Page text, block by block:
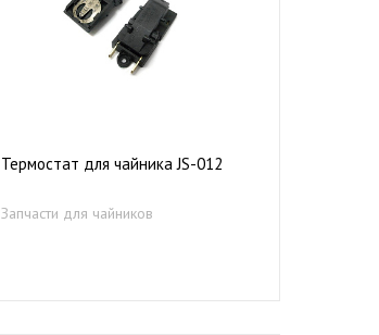
Термостат для чайника JS-012
Запчасти для чайников